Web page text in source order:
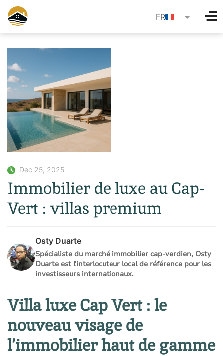
language
FR
Dec 25, 2025
Immobilier de luxe au Cap-
Vert : villas premium
Osty Duarte
Spécialiste du marché immobilier cap-verdien, Osty
Duarte est l'interlocuteur local de référence pour les
investisseurs internationaux.
Villa luxe Cap Vert : le
nouveau visage de
l’immobilier haut de gamme